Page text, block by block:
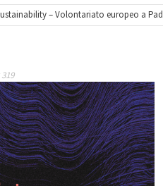
– Volontariato europeo a Padova